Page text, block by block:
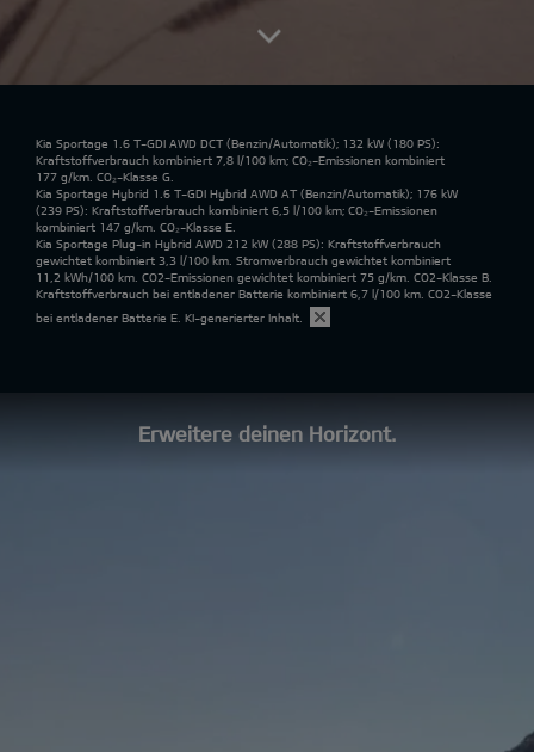
Kia Sportage 1.6 T-GDI AWD DCT (Benzin/Automatik); 132 kW (180 PS):
Kraftstoffverbrauch kombiniert 7,8 l/100 km; CO₂-Emissionen kombiniert
177 g/km. CO₂-Klasse G.
Kia Sportage Hybrid 1.6 T-GDI Hybrid AWD AT (Benzin/Automatik); 176 kW
(239 PS): Kraftstoffverbrauch kombiniert 6,5 l/100 km; CO₂-Emissionen
kombiniert 147 g/km. CO₂-Klasse E.
Kia Sportage Plug-in Hybrid AWD 212 kW (288 PS): Kraftstoffverbrauch
gewichtet kombiniert 3,3 l/100 km. Stromverbrauch gewichtet kombiniert
11,2 kWh/100 km. CO2-Emissionen gewichtet kombiniert 75 g/km. CO2-Klasse B.
Kraftstoffverbrauch bei entladener Batterie kombiniert 6,7 l/100 km. CO2-Klasse
bei entladener Batterie E. KI-generierter Inhalt.
Erweitere deinen Horizont.